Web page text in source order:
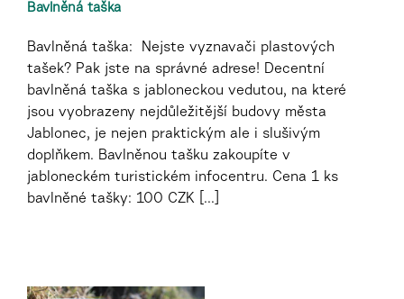
Bavlněná taška
Bavlněná taška: Nejste vyznavači plastových
tašek? Pak jste na správné adrese! Decentní
bavlněná taška s jabloneckou vedutou, na které
jsou vyobrazeny nejdůležitější budovy města
Jablonec, je nejen praktickým ale i slušivým
doplňkem. Bavlněnou tašku zakoupíte v
jabloneckém turistickém infocentru. Cena 1 ks
bavlněné tašky: 100 CZK [...]